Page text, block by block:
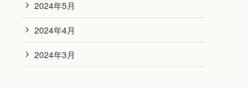
2024年5月
2024年4月
2024年3月